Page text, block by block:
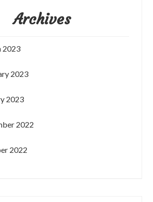
Archives
2023
2023
2023
2022
2022